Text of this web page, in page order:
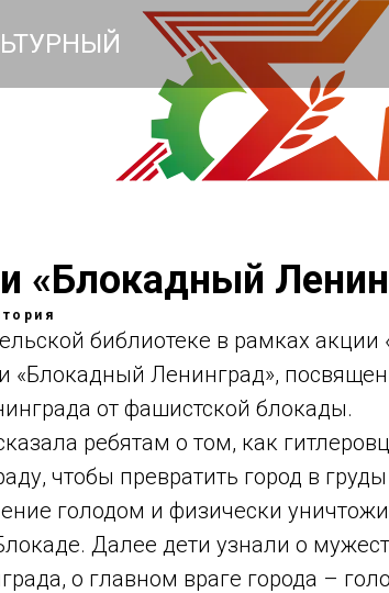
«Блокадный
библиотеке в рамках акции
«Блокадный Ленинград»,
от фашистской блокады.
ребятам о том, как
чтобы превратить город в
голодом и физически
Далее дети узнали о
о главном враге города –